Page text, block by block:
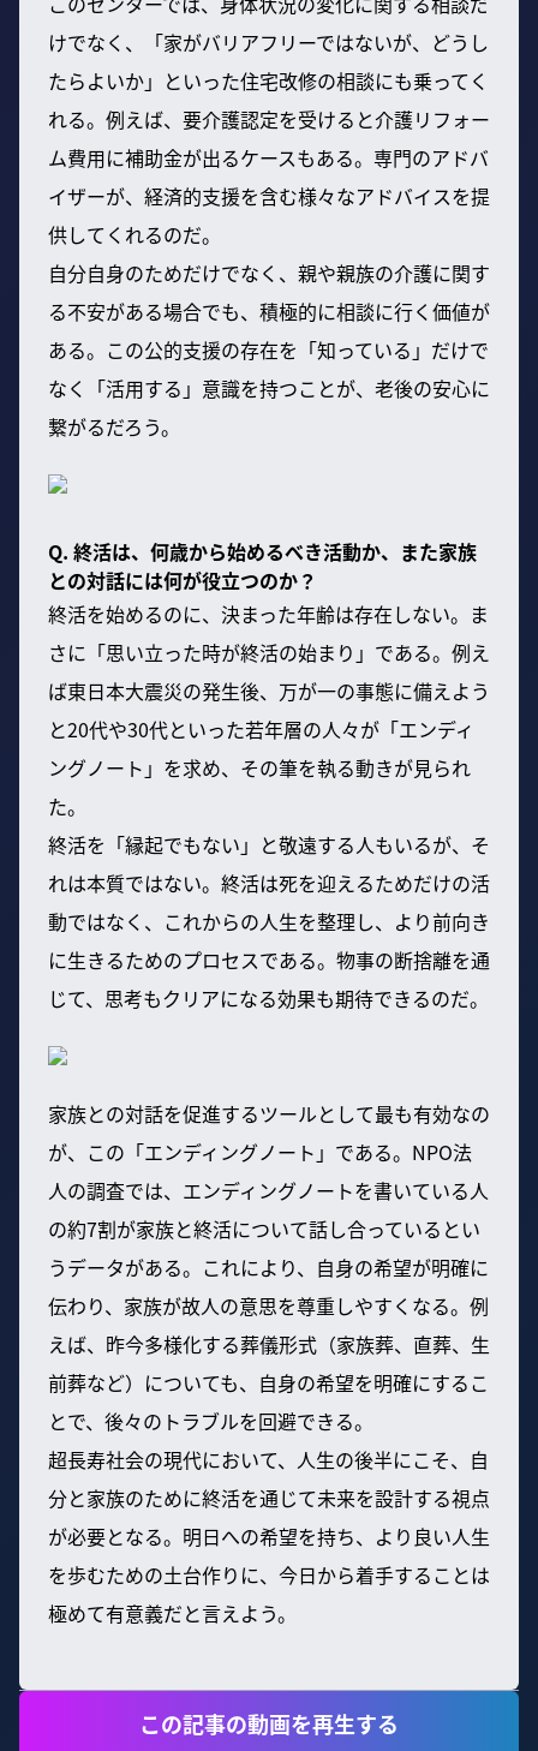
けでなく、「家がバリアフリーではないが、どうし
たらよいか」といった住宅改修の相談にも乗ってく
れる。例えば、要介護認定を受けると介護リフォー
ム費用に補助金が出るケースもある。専門のアドバ
イザーが、経済的支援を含む様々なアドバイスを提
供してくれるのだ。
自分自身のためだけでなく、親や親族の介護に関す
る不安がある場合でも、積極的に相談に行く価値が
ある。この公的支援の存在を「知っている」だけで
なく「活用する」意識を持つことが、老後の安心に
繋がるだろう。
Q. 終活は、何歳から始めるべき活動か、また家族
との対話には何が役立つのか？
終活を始めるのに、決まった年齢は存在しない。ま
さに「思い立った時が終活の始まり」である。例え
ば東日本大震災の発生後、万が一の事態に備えよう
と20代や30代といった若年層の人々が「エンディ
ングノート」を求め、その筆を執る動きが見られ
た。
終活を「縁起でもない」と敬遠する人もいるが、そ
れは本質ではない。終活は死を迎えるためだけの活
動ではなく、これからの人生を整理し、より前向き
に生きるためのプロセスである。物事の断捨離を通
じて、思考もクリアになる効果も期待できるのだ。
家族との対話を促進するツールとして最も有効なの
が、この「エンディングノート」である。NPO法
人の調査では、エンディングノートを書いている人
の約7割が家族と終活について話し合っているとい
うデータがある。これにより、自身の希望が明確に
伝わり、家族が故人の意思を尊重しやすくなる。例
えば、昨今多様化する葬儀形式（家族葬、直葬、生
前葬など）についても、自身の希望を明確にするこ
とで、後々のトラブルを回避できる。
超長寿社会の現代において、人生の後半にこそ、自
分と家族のために終活を通じて未来を設計する視点
が必要となる。明日への希望を持ち、より良い人生
を歩むための土台作りに、今日から着手することは
極めて有意義だと言えよう。
この記事の動画を再生する